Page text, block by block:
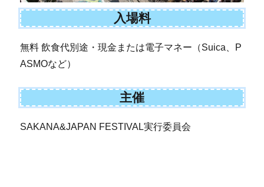
入場料
無料 飲食代別途・現金または電子マネー（Suica、P
ASMOなど）
主催
SAKANA&JAPAN FESTIVAL実行委員会